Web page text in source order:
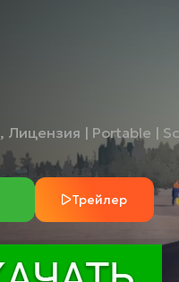
, Лицензия | Portable |
Трейлер